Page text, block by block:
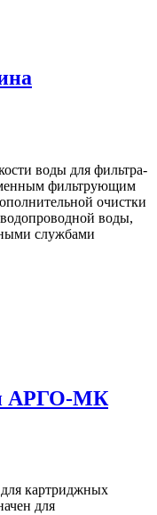
воды для фильтра-
фильтрующим
очистки
воды,
службами
АРГО-МК
картриджных
для